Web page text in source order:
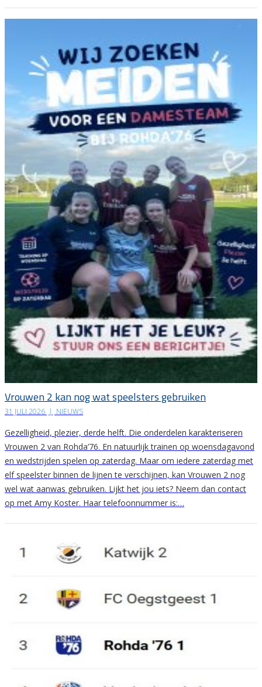
Vrouwen 2 kan nog wat speelsters gebruiken
31 JULI 2026 | NIEUWS
Gezelligheid, plezier, derde helft. Die onderdelen karakteriseren
Vrouwen 2 van Rohda’76. En natuurlijk trainen op woensdagavond
en wedstrijden spelen op zaterdag. Maar om iedere zaterdag met
elf speelster binnen de lijnen te verschijnen, kan Vrouwen 2 nog
wel wat aanwas gebruiken. Lijkt het jou iets? Neem dan contact
op met Amy Koster. Haar telefoonnummer is:…